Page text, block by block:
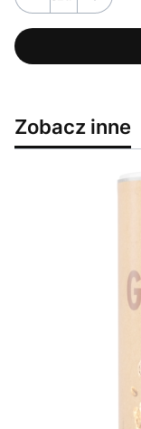
Zobacz inne